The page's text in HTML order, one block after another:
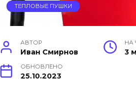
ТЕПЛОВЫЕ ПУШКИ
АВТОР
Иван Смирнов
НА
3
ОБНОВЛЕНО
25.10.2023